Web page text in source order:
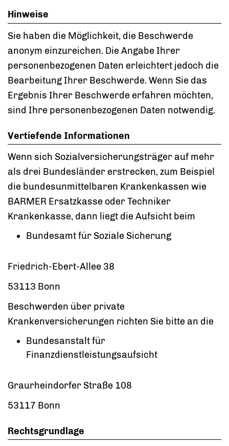
Hinweise
Sie haben die Möglichkeit, die Beschwerde
anonym einzureichen. Die Angabe Ihrer
personenbezogenen Daten erleichtert jedoch die
Bearbeitung Ihrer Beschwerde. Wenn Sie das
Ergebnis Ihrer Beschwerde erfahren möchten,
sind Ihre personenbezogenen Daten notwendig.
Vertiefende Informationen
Wenn sich Sozialversicherungsträger auf mehr
als drei Bundesländer erstrecken, zum Beispiel
die bundesunmittelbaren Krankenkassen wie
BARMER Ersatzkasse oder Techniker
Krankenkasse, dann liegt die Aufsicht beim
Bundesamt für Soziale Sicherung
Friedrich-Ebert-Allee 38
53113 Bonn
Beschwerden über private
Krankenversicherungen richten Sie bitte an die
Bundesanstalt für
Finanzdienstleistungsaufsicht
Graurheindorfer Straße 108
53117 Bonn
Rechtsgrundlage